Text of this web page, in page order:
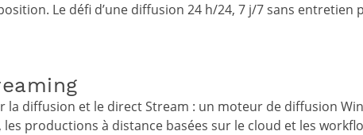
Le défi d’une diffusion 24 h/24, 7 j/7 sans
diffusion et le direct Stream : un moteur de diffusion
productions à distance basées sur le cloud et les